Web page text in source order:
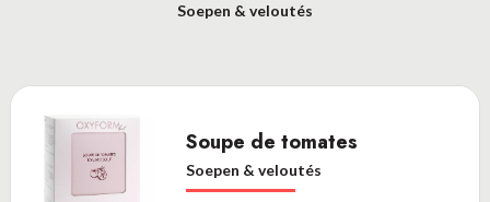
Soepen & veloutés
Soupe de tomates
Soepen & veloutés